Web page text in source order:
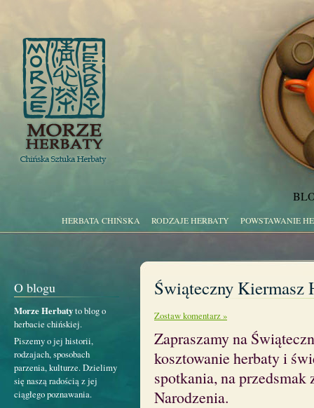
HERBATA CHIŃSKA RODZAJE HERBATY POWSTAWANIE
O blogu
Morze Herbatyto blog o
herbacie chińskiej.
Piszemy o jej historii,
rodzajach, sposobach
parzenia, kulturze. Dzielimy
się naszą radością z jej
ciągłego poznawania.
Świąteczny Kiermasz
Zostaw komentarz »
Zapraszamy na
kosztowanie herbaty i
spotkania, na
Narodzenia.